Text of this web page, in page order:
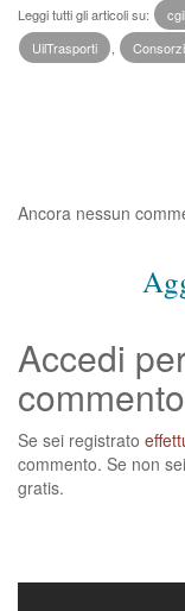
Leggi tutti gli articoli su: cgil
UilTrasporti
Ancora nessun
Accedi
commento
Se sei registrato
commento. Se non
gratis.